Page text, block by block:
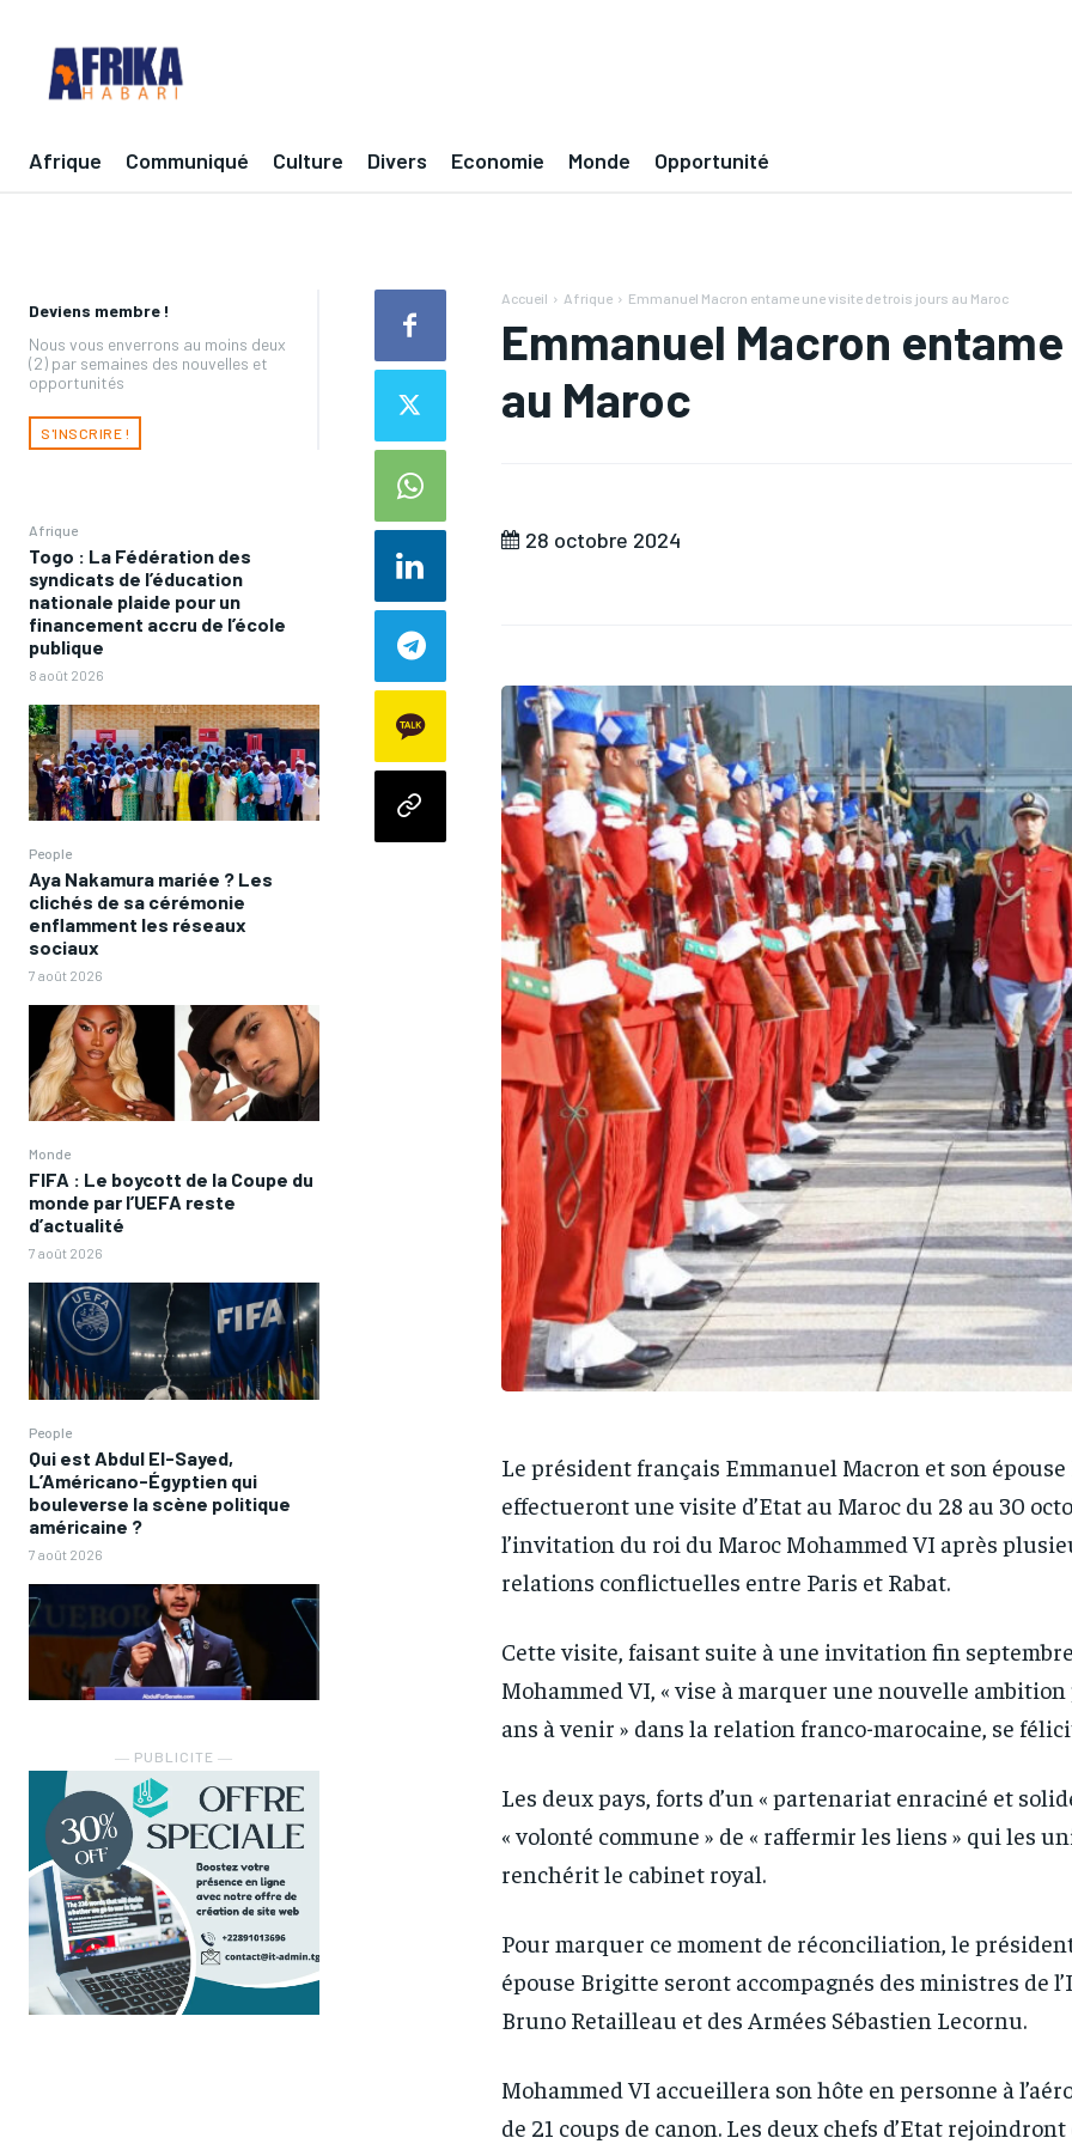
Afrique Communiqué Culture Divers Economie Monde Opportunité
Deviens membre !
Nous vous enverrons au moins deux
(2) par semaines des nouvelles et
opportunités
S'INSCRIRE !
Afrique
Togo : La Fédération des
syndicats de l’éducation
nationale plaide pour un
financement accru de l’école
publique
8 août 2026
People
Aya Nakamura mariée ? Les
clichés de sa cérémonie
enflamment les réseaux
sociaux
7 août 2026
Monde
FIFA : Le boycott de la Coupe du
monde par l’UEFA reste
d’actualité
7 août 2026
People
Qui est Abdul El-Sayed,
L’Américano-Égyptien qui
bouleverse la scène politique
américaine ?
7 août 2026
― PUBLICITE ―
Accueil Afrique Emmanuel Macron entame une visite de trois jours au Maroc
Emmanuel Macron
au Maroc
28 octobre 2024
Le président français Emmanuel Macron et son
effectueront une visite d’Etat au Maroc du 28 au 30
l’invitation du roi du Maroc Mohammed VI après
relations conflictuelles entre Paris et Rabat.
Cette visite, faisant suite à une invitation fin
Mohammed VI, « vise à marquer une nouvelle
ans à venir » dans la relation franco-marocaine, se
Les deux pays, forts d’un « partenariat enraciné et
« volonté commune » de « raffermir les liens » qui les
renchérit le cabinet royal.
Pour marquer ce moment de réconciliation, le
épouse Brigitte seront accompagnés des ministres de
Bruno Retailleau et des Armées Sébastien Lecornu.
Mohammed VI accueillera son hôte en personne à
de 21 coups de canon. Les deux chefs d’Etat